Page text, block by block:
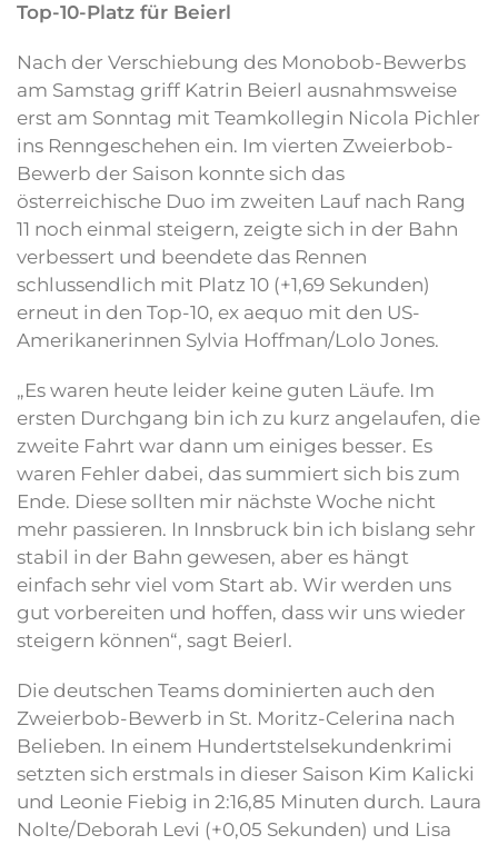
Top-10-Platz für Beierl
Nach der Verschiebung des Monobob-Bewerbs
am Samstag griff Katrin Beierl ausnahmsweise
erst am Sonntag mit Teamkollegin Nicola Pichler
ins Renngeschehen ein. Im vierten Zweierbob-
Bewerb der Saison konnte sich das
österreichische Duo im zweiten Lauf nach Rang
11 noch einmal steigern, zeigte sich in der Bahn
verbessert und beendete das Rennen
schlussendlich mit Platz 10 (+1,69 Sekunden)
erneut in den Top-10, ex aequo mit den US-
Amerikanerinnen Sylvia Hoffman/Lolo Jones.
„Es waren heute leider keine guten Läufe. Im
ersten Durchgang bin ich zu kurz angelaufen, die
zweite Fahrt war dann um einiges besser. Es
waren Fehler dabei, das summiert sich bis zum
Ende. Diese sollten mir nächste Woche nicht
mehr passieren. In Innsbruck bin ich bislang sehr
stabil in der Bahn gewesen, aber es hängt
einfach sehr viel vom Start ab. Wir werden uns
gut vorbereiten und hoffen, dass wir uns wieder
steigern können“, sagt Beierl.
Die deutschen Teams dominierten auch den
Zweierbob-Bewerb in St. Moritz-Celerina nach
Belieben. In einem Hundertstelsekundenkrimi
setzten sich erstmals in dieser Saison Kim Kalicki
und Leonie Fiebig in 2:16,85 Minuten durch. Laura
Nolte/Deborah Levi (+0,05 Sekunden) und Lisa